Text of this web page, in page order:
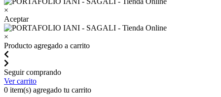
×
Aceptar
×
Producto agregado a carrito
Seguir comprando
Ver carrito
0 item(s) agregado tu carrito